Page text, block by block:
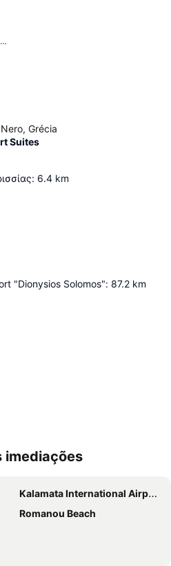
Ideal para a comunidade LGBTQIA+
Grécia
Suites
: 6.4 km
"Dionysios Solomos": 87.2 km
imediações
Kalamata International Airport
Romanou Beach